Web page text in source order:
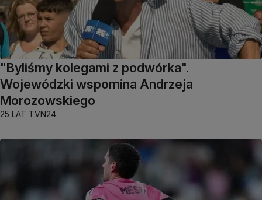
"Byliśmy kolegami z podwórka".
Wojewódzki wspomina Andrzeja
Morozowskiego
25 LAT TVN24